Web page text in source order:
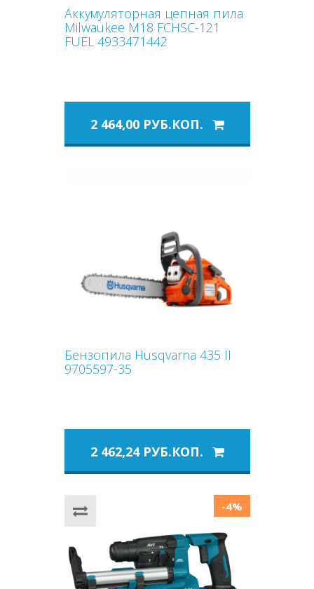
Аккумуляторная цепная пила
Milwaukee M18 FCHSC-121
FUEL 4933471442
2 464,00 РУБ.КОП.
Бензопила Husqvarna 435 II
9705597-35
2 462,24 РУБ.КОП.
-4%